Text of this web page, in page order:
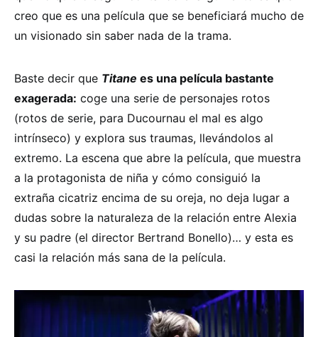
creo que es una película que se beneficiará mucho de
un visionado sin saber nada de la trama.
Baste decir que Titane es una película bastante
exagerada: coge una serie de personajes rotos
(rotos de serie, para Ducournau el mal es algo
intrínseco) y explora sus traumas, llevándolos al
extremo. La escena que abre la película, que muestra
a la protagonista de niña y cómo consiguió la
extraña cicatriz encima de su oreja, no deja lugar a
dudas sobre la naturaleza de la relación entre Alexia
y su padre (el director Bertrand Bonello)… y esta es
casi la relación más sana de la película.